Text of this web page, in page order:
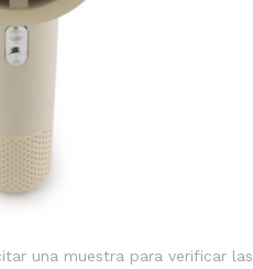
una muestra para verificar las